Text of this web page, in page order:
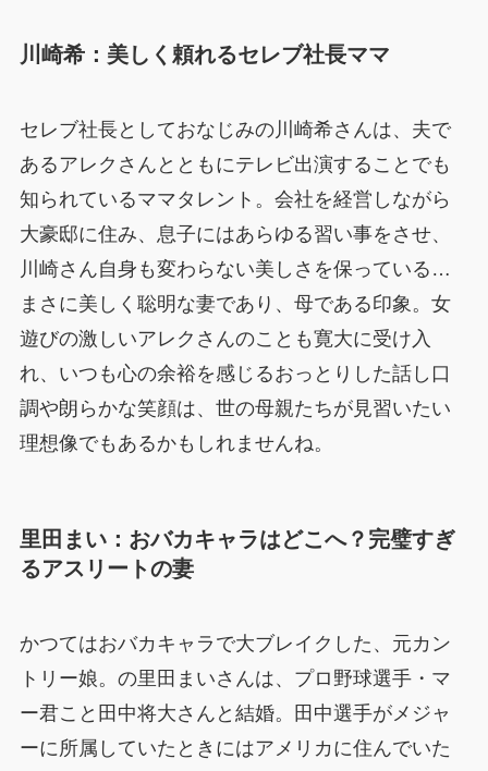
川崎希：美しく頼れるセレブ社長ママ
セレブ社長としておなじみの川崎希さんは、夫で
あるアレクさんとともにテレビ出演することでも
知られているママタレント。会社を経営しながら
大豪邸に住み、息子にはあらゆる習い事をさせ、
川崎さん自身も変わらない美しさを保っている…
まさに美しく聡明な妻であり、母である印象。女
遊びの激しいアレクさんのことも寛大に受け入
れ、いつも心の余裕を感じるおっとりした話し口
調や朗らかな笑顔は、世の母親たちが見習いたい
理想像でもあるかもしれませんね。
里田まい：おバカキャラはどこへ？完璧すぎ
るアスリートの妻
かつてはおバカキャラで大ブレイクした、元カン
トリー娘。の里田まいさんは、プロ野球選手・マ
ー君こと田中将大さんと結婚。田中選手がメジャ
ーに所属していたときにはアメリカに住んでいた